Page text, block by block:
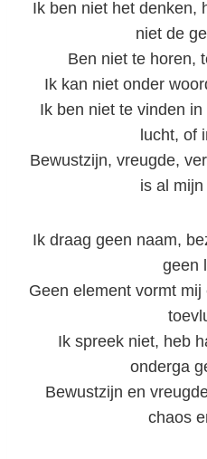
Ik ben niet het denken,
niet de
Ben niet te horen,
Ik kan niet onder
Ik ben niet te vinden
lucht, of
Bewustzijn, vreugde,
is al
Ik draag geen naam,
geen
Geen element vormt
Ik spreek niet, heb
onderga
Bewustzijn en
chaos